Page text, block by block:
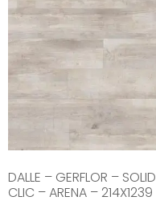
DALLE – GERFLOR – SOLID
CLIC – ARENA – 214X1239